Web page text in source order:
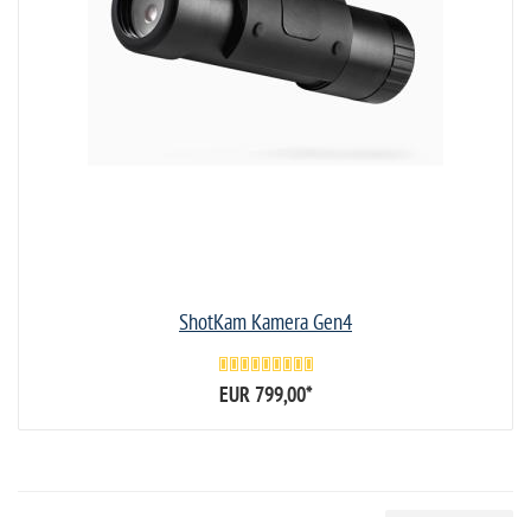
ShotKam Kamera Gen4
EUR 799,00*